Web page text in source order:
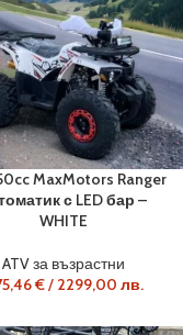
MaxMotors Ranger
с LED бар –
WHITE
ATV за възрастни
€/ 2299,00 лв.